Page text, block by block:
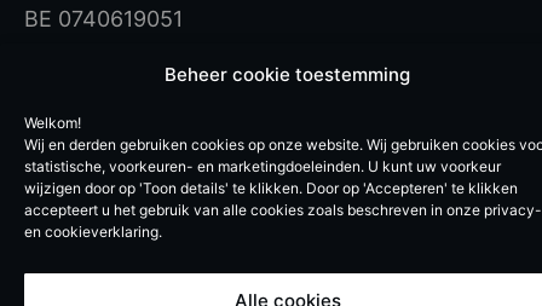
Beheer cookie toestemming
Welkom!
Wij en derden gebruiken cookies op onze website. Wij gebruiken cookies
statistische, voorkeuren- en marketingdoeleinden. U kunt uw voorkeur
wijzigen door op 'Toon details' te klikken. Door op 'Accepteren' te klikken
accepteert u het gebruik van alle cookies zoals beschreven in onze privacy-
en cookieverklaring.
Alle cookies
BE 0740619051
© De Experten – 2026